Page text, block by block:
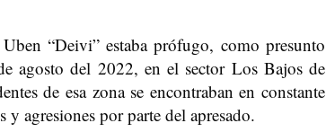
“Deivi” estaba prófugo, como presunto
agosto del 2022, en el sector Los Bajos de
de esa zona se encontraban en constante
agresiones por parte del apresado.